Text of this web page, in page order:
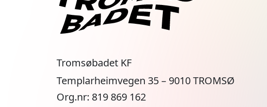
Tromsøbadet KF
Templarheimvegen 35 – 9010 TROMSØ
Org.nr: 819 869 162